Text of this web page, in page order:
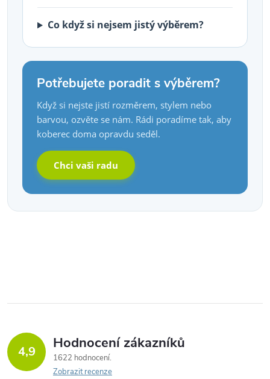
Co když si nejsem jistý výběrem?
Potřebujete poradit s výběrem?
Když si nejste jistí rozměrem, stylem nebo
barvou, ozvěte se nám. Rádi poradíme tak, aby
koberec doma opravdu seděl.
Chci vaši radu
4,9 Hodnocení zákazníků
1622 hodnocení
Zobrazit recenze